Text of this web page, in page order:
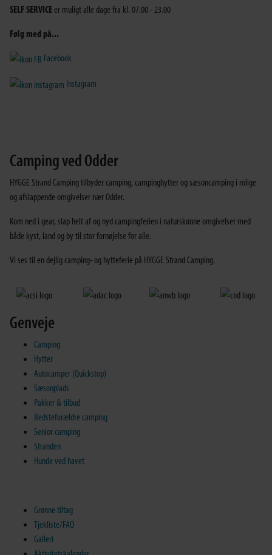
SELF SERVICEer muligt alle dage fra kl. 07.00 - 23.00
Følg med på...
Facebook
Instagram
Camping ved Odder
HYGGE Strand Camping tilbyder camping, campinghytter og sæsoncamping i rolige
og afslappende omgivelser nær Odder.
Kom ned i gear, slap helt af og nyd campingferien i naturskønne omgivelser med
både kyst, land og by til stor fornøjelse for alle.
Vi ses til en dejlig camping- og hytteferie på HYGGE Strand Camping.
Genveje
Camping
Hytter
Autocamper (Quickstop)
Sæsonplads
Pakker & tilbud
Bedsteforældre camping
Senior camping
Stranden
Hunde ved havet
Grønne tiltag
Tjekliste/FAQ
Galleri